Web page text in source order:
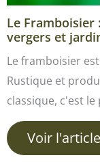
Le
vergers et
Le framboisier
Rustique et
classique, c'est
Voir l'article